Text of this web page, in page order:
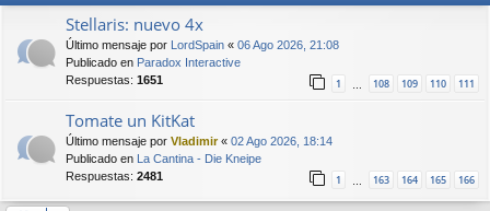
Stellaris: nuevo 4x
Último mensaje por LordSpain « 06 Ago 2026, 21:08
Publicado en Paradox Interactive
Respuestas: 1651 1 108 109 110 111
Tomate un KitKat
Último mensaje por Vladimir« 02 Ago 2026, 18:14
Publicado en La Cantina - Die Kneipe
Respuestas: 2481 1 163 164 165 166